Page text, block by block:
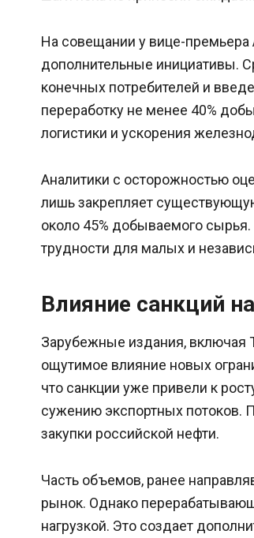
На совещании у вице-премьера
дополнительные инициативы.
конечных потребителей и
переработку не менее 40%
логистики и ускорения
Аналитики с осторожностью
лишь закрепляет
около 45% добываемого
трудности для малых и
Влияние санкций
Зарубежные издания, включая
ощутимое влияние новых
что санкции уже привели к
сужению экспортных потоков.
закупки российской нефти.
Часть объемов, ранее
рынок. Однако
нагрузкой. Это создает